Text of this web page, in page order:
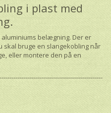
i plast med
belægning. Der er
skal bruge en slangekobling når
eller montere den på en